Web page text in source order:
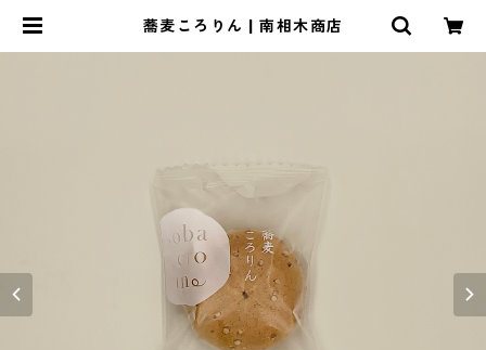
蕎麦ころりん | 南相木商店